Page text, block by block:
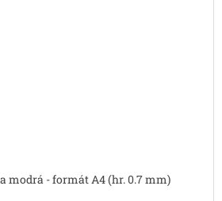
modrá - formát A4 (hr. 0.7 mm)